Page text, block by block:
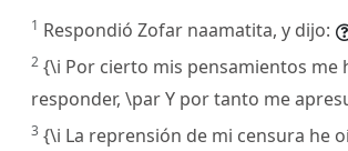
1 Respondió Zofar naamatita, y dijo:
2 {\i Por cierto mis pensamientos me
responder, \par Y por tanto me
3 {\i La reprensión de mi censura he